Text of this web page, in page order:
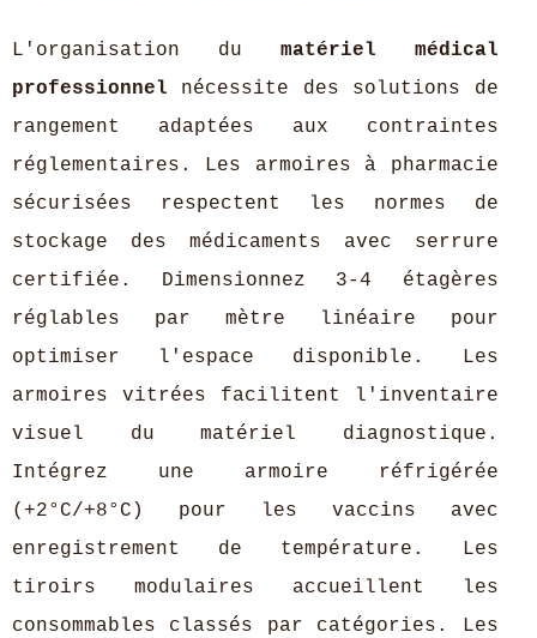
L'organisation du matériel médical
professionnel nécessite des solutions de
rangement adaptées aux contraintes
réglementaires. Les armoires à pharmacie
sécurisées respectent les normes de
stockage des médicaments avec serrure
certifiée. Dimensionnez 3-4 étagères
réglables par mètre linéaire pour
optimiser l'espace disponible. Les
armoires vitrées facilitent l'inventaire
visuel du matériel diagnostique.
Intégrez une armoire réfrigérée
(+2°C/+8°C) pour les vaccins avec
enregistrement de température. Les
tiroirs modulaires accueillent les
consommables classés par catégories. Les